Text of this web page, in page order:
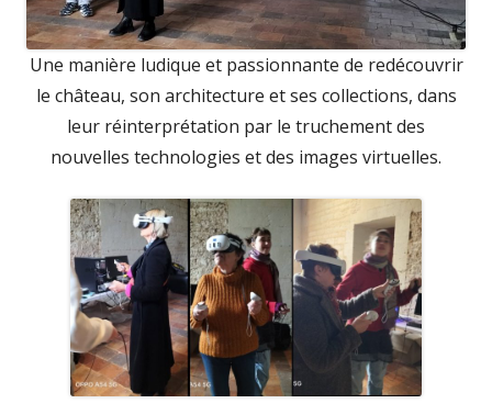
Une manière ludique et passionnante de redécouvrir
le château, son architecture et ses collections, dans
leur réinterprétation par le truchement des
nouvelles technologies et des images virtuelles.